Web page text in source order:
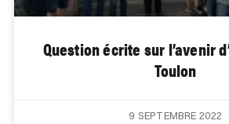
Question écrite sur l’avenir
Toulon
9 SEPTEMBRE 2022